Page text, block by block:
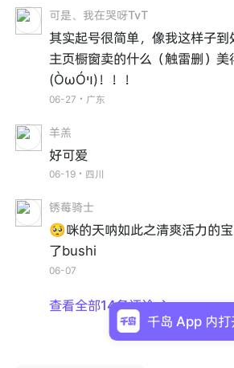
可是、我在哭呀TvT
其实起号很简单，像我这样子
主页橱窗卖的什么（触雷删）美
(ÒωÓױ)！！！
06-27・广东
羊羔
好可爱
06-19・四川
锈莓骑士
🥺咪的天呐如此之清爽活力的
了bushi
06-07
查看全部14条评论 
千岛 App 内打